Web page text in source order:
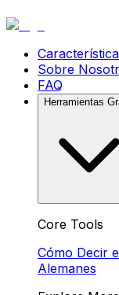
Sobre
FAQ
Herramientas
Core Tools
Cómo Decir
Alemanes